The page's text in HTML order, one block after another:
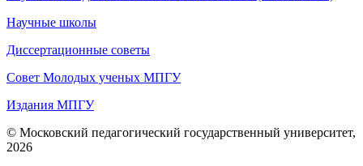
Научные школы
Диссертационные советы
Совет Молодых ученых МПГУ
Издания МПГУ
© Московский педагогический государственный университет,
2026